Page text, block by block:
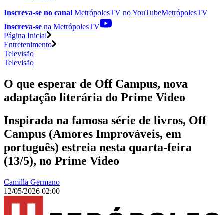
Inscreva-se no canal MetrópolesTV noYouTubeMetrópolesTV
Inscreva-se na MetrópolesTV
Página Inicial
Entretenimento
Televisão
Televisão
O que esperar de Off Campus, nova
adaptação literária do Prime Video
Inspirada na famosa série de livros, Off
Campus (Amores Improváveis, em
português) estreia nesta quarta-feira
(13/5), no Prime Video
Camilla Germano
12/05/2026 02:00